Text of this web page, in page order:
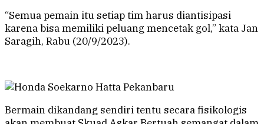
“Semua pemain itu setiap tim harus diantisipasi
karena bisa memiliki peluang mencetak gol,” kata Jan
Saragih, Rabu (20/9/2023).
Bermain dikandang sendiri tentu secara fisikologis